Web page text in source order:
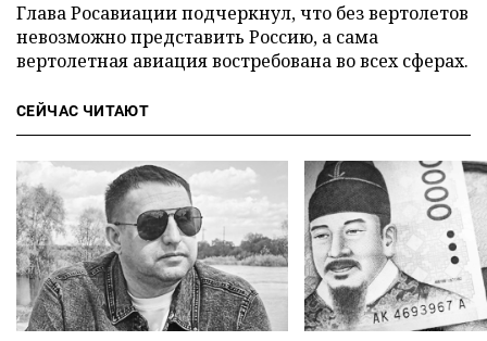
Глава Росавиации подчеркнул, что без вертолетов
невозможно представить Россию, а сама
вертолетная авиация востребована во всех сферах.
СЕЙЧАС ЧИТАЮТ